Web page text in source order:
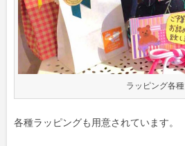
ラッピング各種
各種ラッピングも用意されています。